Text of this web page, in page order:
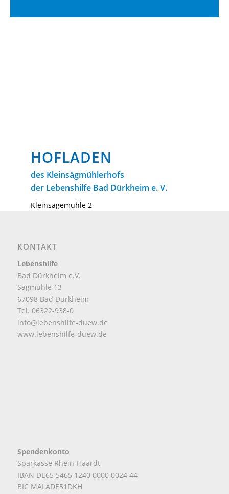
HOFLADEN
des Kleinsägmühlerhofs
der Lebenshilfe Bad Dürkheim e. V.
Kleinsägemühle 2
hof@lebenshilfe-duew.de
KONTAKT
Lebenshilfe
Bad Dürkheim e.V.
Sägmühle 13
67098 Bad Dürkheim
Tel. 06322-938-0
info@lebenshilfe-duew.de
www.lebenshilfe-duew.de
Spendenkonto
Sparkasse Rhein-Haardt
IBAN DE65 5465 1240 0000 0024 44
BIC MALADE51DKH